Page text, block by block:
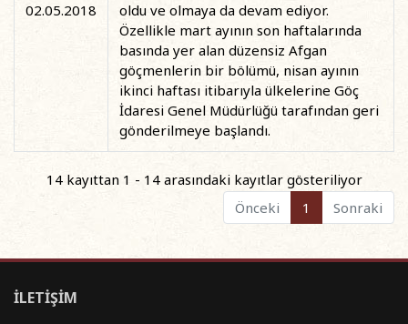
02.05.2018
oldu ve olmaya da devam ediyor.
Özellikle mart ayının son haftalarında
basında yer alan düzensiz Afgan
göçmenlerin bir bölümü, nisan ayının
ikinci haftası itibarıyla ülkelerine Göç
İdaresi Genel Müdürlüğü tarafından geri
gönderilmeye başlandı.
14 kayıttan 1 - 14 arasındaki kayıtlar gösteriliyor
Önceki
1 Sonraki
İLETİŞİM